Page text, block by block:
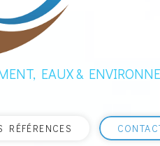
EAUX &
RÉFÉRENCES